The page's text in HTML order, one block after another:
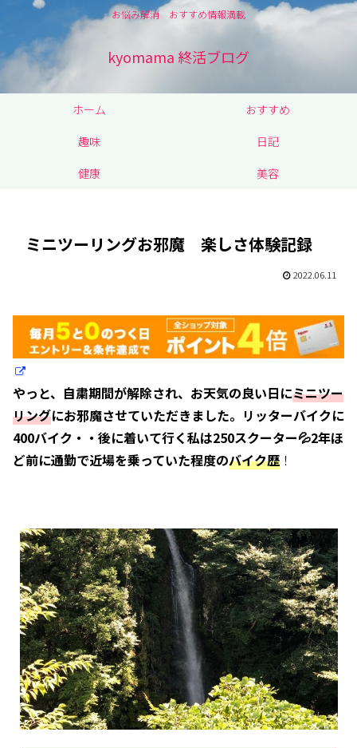
お悩み解消 おすすめ情報満載
kyomama 終活ブログ
ホーム
おすすめ
趣味
日記
健康
美容
ミニツーリングお邪魔 楽しさ体験記録
2022.06.11
やっと、自粛期間が解除され、 お天気の良い日にミニツー
リングにお邪魔させていただきました。リッターバイクに
400バイク・・後に着いて行く私は250スクーター💦2年ほ
ど前に通勤で近場を乗っていた程度のバイク歴 ！